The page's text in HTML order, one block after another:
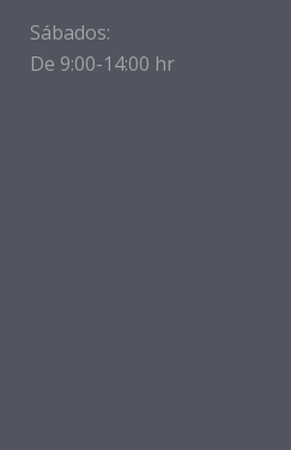
Sábados:
De 9:00-14:00 hr